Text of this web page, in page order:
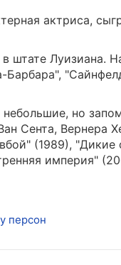
актриса,
штате Луизиана.
Барбара",
небольшие, но
Сента, Вернера
(1989),
империя"
персон